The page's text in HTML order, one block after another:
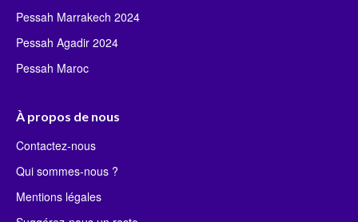
Pessah Marrakech 2024
Pessah Agadir 2024
Pessah Maroc
À propos de nous
Contactez-nous
Qui sommes-nous ?
Mentions légales